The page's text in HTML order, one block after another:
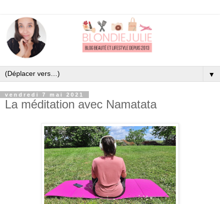
▼
vendredi 7 mai 2021
La méditation avec Namatata